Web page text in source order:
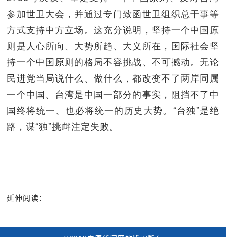
参加世卫大会，并通过专门致函世卫组织总干事等
方式支持中方立场。这充分说明，坚持一个中国原
则是人心所向、大势所趋、大义所在，国际社会坚
持一个中国原则的格局不容挑战、不可撼动。无论
民进党当局说什么、做什么，都改变不了两岸同属
一个中国、台湾是中国一部分的事实，阻挡不了中
国终将统一、也必将统一的历史大势。“台独”是绝
路，谋“独”挑衅注定失败。
延伸阅读：